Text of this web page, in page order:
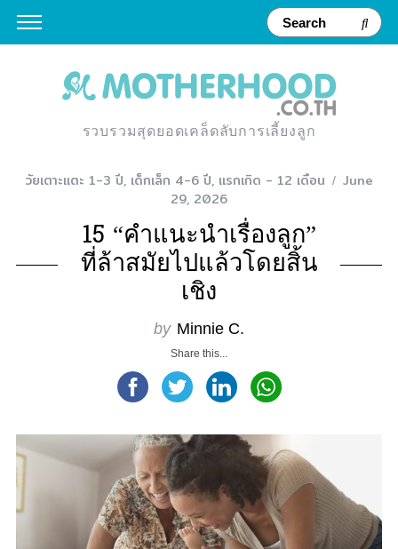
รวบรวมสุดยอดเคล็ดลับการเลี้ยงลูก
วัยเตาะแตะ 1-3 ปี, เด็กเล็ก 4-6 ปี, แรกเกิด - 12 เดือน
June
29, 2026
15 “คำแนะนำเรื่องลูก”
ที่ล้าสมัยไปแล้วโดยสิ้น
เชิง
by Minnie C.
Share this...